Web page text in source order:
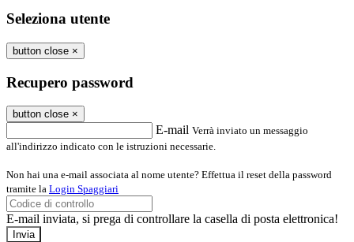
Seleziona utente
button close ×
Recupero password
button close ×
E-mail Verrà inviato un messaggio
all'indirizzo indicato con le istruzioni necessarie.
Non hai una e-mail associata al nome utente? Effettua il reset della password
tramite la Login Spaggiari
E-mail inviata, si prega di controllare la casella di posta elettronica!